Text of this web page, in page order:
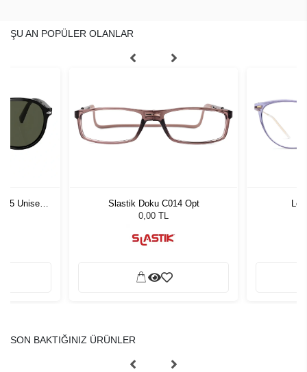
ŞU AN POPÜLER OLANLAR
55 Unisex
Slastik Doku C014 Opt
0,00 TL
SON BAKTIĞINIZ ÜRÜNLER